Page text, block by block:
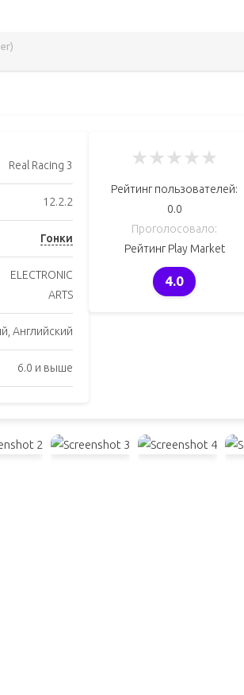
Real Racing 3
12.2.2
Гонки
ELECTRONIC
ARTS
Английский
6.0 и выше
★★★★★
Рейтинг пользователей:
0.0
Проголосовало:
Рейтинг Play Market
4.0